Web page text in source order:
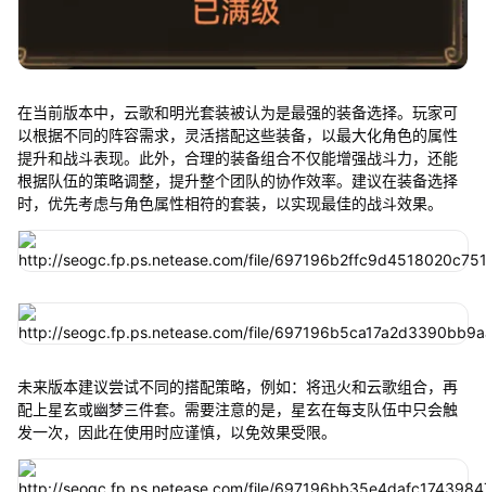
在当前版本中，云歌和明光套装被认为是最强的装备选择。玩家可
以根据不同的阵容需求，灵活搭配这些装备，以最大化角色的属性
提升和战斗表现。此外，合理的装备组合不仅能增强战斗力，还能
根据队伍的策略调整，提升整个团队的协作效率。建议在装备选择
时，优先考虑与角色属性相符的套装，以实现最佳的战斗效果。
未来版本建议尝试不同的搭配策略，例如：将迅火和云歌组合，再
配上星玄或幽梦三件套。需要注意的是，星玄在每支队伍中只会触
发一次，因此在使用时应谨慎，以免效果受限。